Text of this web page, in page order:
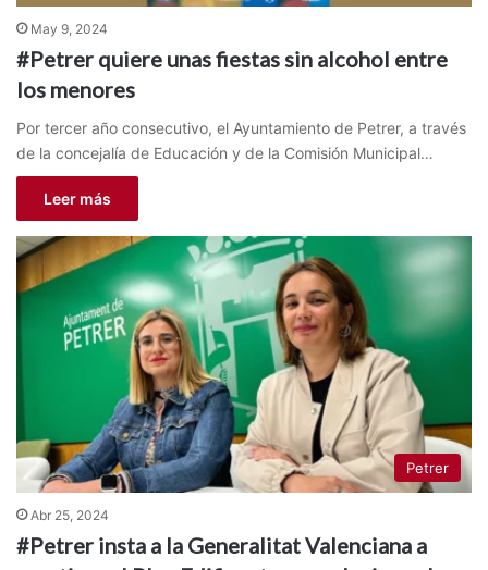
May 9, 2024
#Petrer quiere unas fiestas sin alcohol entre
los menores
Por tercer año consecutivo, el Ayuntamiento de Petrer, a través
de la concejalía de Educación y de la Comisión Municipal…
Leer más
Petrer
Abr 25, 2024
#Petrer insta a la Generalitat Valenciana a